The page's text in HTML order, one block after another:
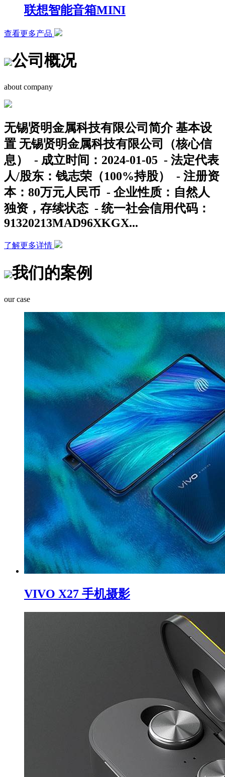
联想智能音箱MINI
查看更多产品
公司概况
about company
无锡贤明金属科技有限公司简介 基本设
置 无锡贤明金属科技有限公司（核心信
息） - 成立时间：2024-01-05 - 法定代表
人/股东：钱志荣（100%持股） - 注册资
本：80万元人民币 - 企业性质：自然人
独资，存续状态 - 统一社会信用代码：
91320213MAD96XKGX...
了解更多详情
我们的案例
our case
VIVO X27 手机摄影